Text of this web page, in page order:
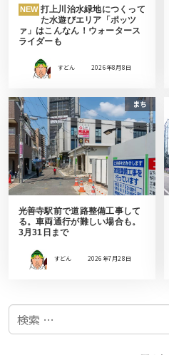
NEW 打上川治水緑地につくって
た水遊びエリア「ポッツ
ァ」はこんなん！ウォータース
ライダーも
すどん 2026年8月8日
まち
光善寺駅前で道路整備工事して
る。車両通行が難しい場合も。
3月31日まで
すどん 2026年7月28日
検